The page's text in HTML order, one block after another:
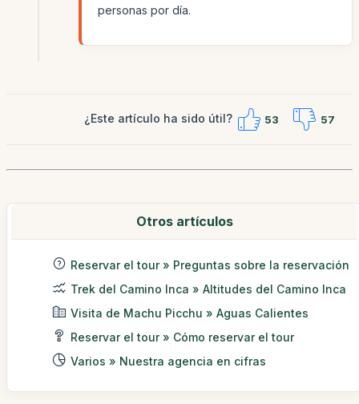
personas por día.
¿Este artículo ha sido útil? 53 57
Otros artículos
Reservar el tour » Preguntas sobre la reservación
Trek del Camino Inca » Altitudes del Camino Inca
Visita de Machu Picchu » Aguas Calientes
Reservar el tour » Cómo reservar el tour
Varios » Nuestra agencia en cifras